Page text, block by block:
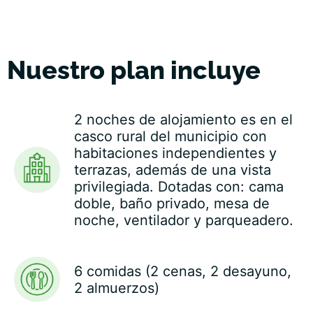
Nuestro plan incluye
2 noches de alojamiento es en el
casco rural del municipio con
habitaciones independientes y
terrazas, además de una vista
privilegiada. Dotadas con: cama
doble, baño privado, mesa de
noche, ventilador y parqueadero.
6 comidas (2 cenas, 2 desayuno,
2 almuerzos)